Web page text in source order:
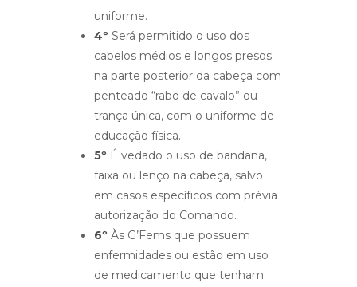
uniforme.
4º Será permitido o uso dos
cabelos médios e longos presos
na parte posterior da cabeça com
penteado “rabo de cavalo” ou
trança única, com o uniforme de
educação física.
5º É vedado o uso de bandana,
faixa ou lenço na cabeça, salvo
em casos específicos com prévia
autorização do Comando.
6º Às G’Fems que possuem
enfermidades ou estão em uso
de medicamento que tenham